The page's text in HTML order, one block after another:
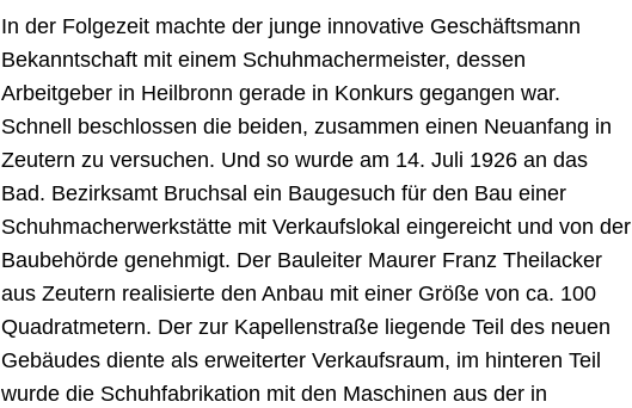
In der Folgezeit machte der junge innovative Geschäftsmann
Bekanntschaft mit einem Schuhmachermeister, dessen
Arbeitgeber in Heilbronn gerade in Konkurs gegangen war.
Schnell beschlossen die beiden, zusammen einen Neuanfang in
Zeutern zu versuchen. Und so wurde am 14. Juli 1926 an das
Bad. Bezirksamt Bruchsal ein Baugesuch für den Bau einer
Schuhmacherwerkstätte mit Verkaufslokal eingereicht und von der
Baubehörde genehmigt. Der Bauleiter Maurer Franz Theilacker
aus Zeutern realisierte den Anbau mit einer Größe von ca. 100
Quadratmetern. Der zur Kapellenstraße liegende Teil des neuen
Gebäudes diente als erweiterter Verkaufsraum, im hinteren Teil
wurde die Schuhfabrikation mit den Maschinen aus der in